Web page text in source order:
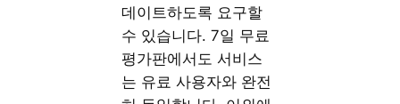
데이트하도록 요구할
수 있습니다. 7일 무료
평가판에서도 서비스
는 유료 사용자와 완전